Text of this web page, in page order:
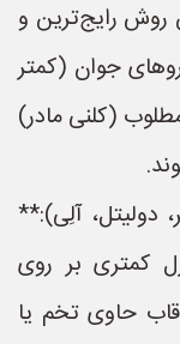
روش رایج‌ترین و
جوان (کمتر
مطلوب (کلنی مادر)
دولیتل، آلِی):**
کمتری بر روی
قاب حاوی تخم یا